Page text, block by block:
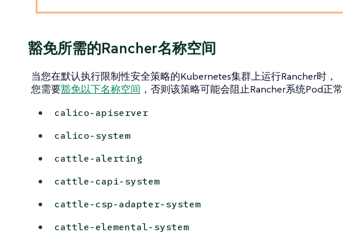
豁免所需的Rancher名称空间
当您在默认执行限制性安全策略的Kubernetes集群上运行Rancher时，
您需要豁免以下名称空间 ，否则该策略可能会阻止Rancher系统Pod正
calico-apiserver
calico-system
cattle-alerting
cattle-capi-system
cattle-csp-adapter-system
cattle-elemental-system